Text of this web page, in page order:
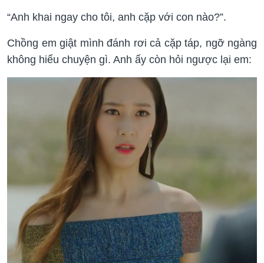
“Anh khai ngay cho tôi, anh cặp với con nào?”.
Chồng em giật mình đánh rơi cả cặp táp, ngỡ ngàng
không hiểu chuyện gì. Anh ấy còn hỏi ngược lại em: